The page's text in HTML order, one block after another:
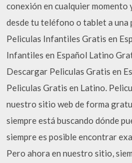
conexión en cualquier momento
desde tu teléfono o tablet a
Peliculas Infantiles Gratis en
Infantiles en Español Latino
Descargar Peliculas Gratis en
Peliculas Gratis en Latino.
nuestro sitio web de forma
siempre está buscando dónde
siempre es posible encontrar
Pero ahora en nuestro sitio,